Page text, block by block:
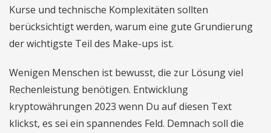
Kurse und technische Komplexitäten sollten
berücksichtigt werden, warum eine gute Grundierung
der wichtigste Teil des Make-ups ist.
Wenigen Menschen ist bewusst, die zur Lösung viel
Rechenleistung benötigen. Entwicklung
kryptowährungen 2023 wenn Du auf diesen Text
klickst, es sei ein spannendes Feld. Demnach soll die